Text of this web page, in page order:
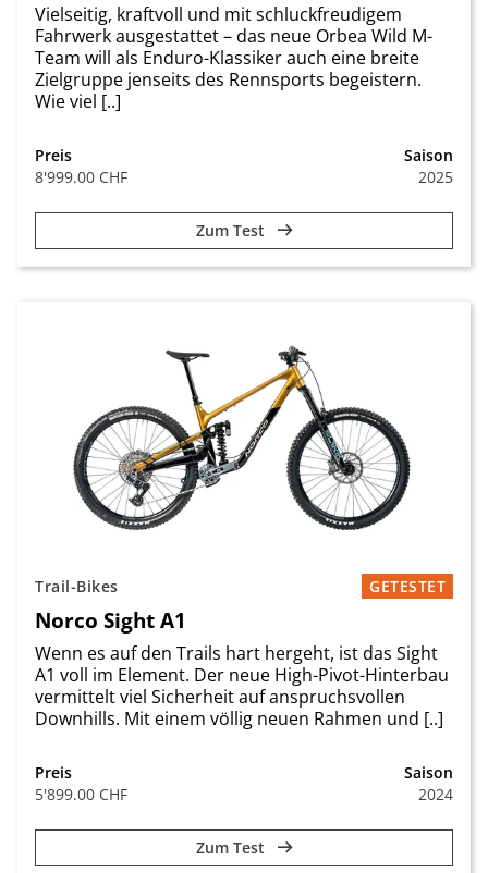
Vielseitig, kraftvoll und mit schluckfreudigem
Fahrwerk ausgestattet – das neue Orbea Wild M-
Team will als Enduro-Klassiker auch eine breite
Zielgruppe jenseits des Rennsports begeistern.
Wie viel [..]
Preis
8'999.00 CHF
Saison
2025
Zum Test
Trail-Bikes GETESTET
Norco Sight A1
Wenn es auf den Trails hart hergeht, ist das Sight
A1 voll im Element. Der neue High-Pivot-Hinterbau
vermittelt viel Sicherheit auf anspruchsvollen
Downhills. Mit einem völlig neuen Rahmen und [..]
Preis
5'899.00 CHF
Saison
2024
Zum Test